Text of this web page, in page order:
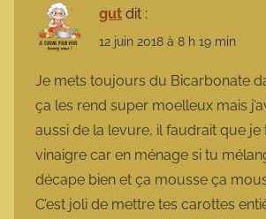
gut dit :
12 juin 2018 à 8 h 19 min
Je mets toujours du Bicarbonate
ça les rend super moelleux mais
aussi de la levure, il faudrait que je
vinaigre car en ménage si tu
décape bien et ça mousse ça
C’est joli de mettre tes carottes